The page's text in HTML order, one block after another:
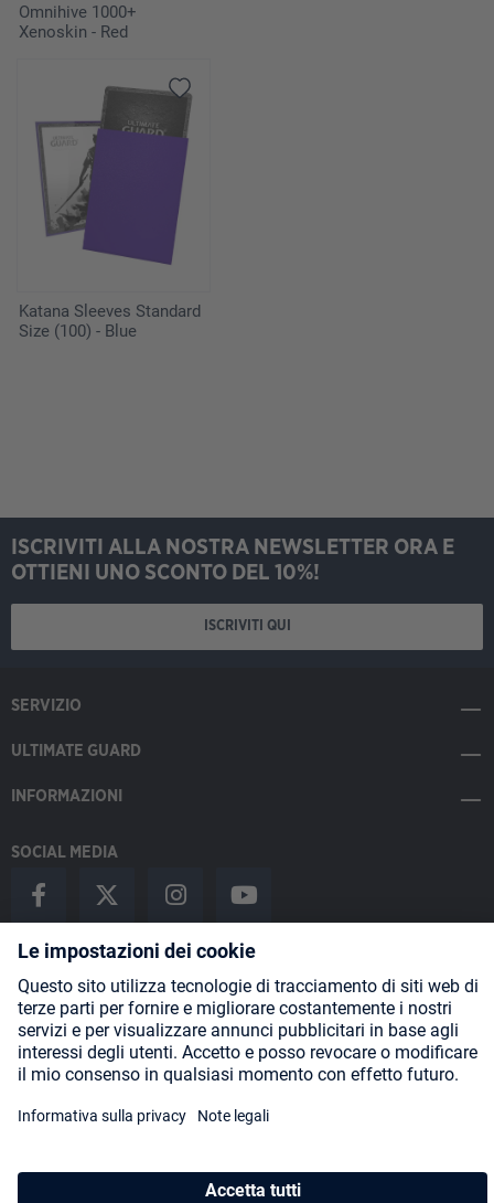
Omnihive 1000+
Xenoskin - Red
Katana Sleeves Standard
Size (100) - Blue
ISCRIVITI ALLA NOSTRA NEWSLETTER ORA E
OTTIENI UNO SCONTO DEL 10%!
ISCRIVITI QUI
SERVIZIO
ULTIMATE GUARD
INFORMAZIONI
SOCIAL MEDIA
Payment Methods
Shipping